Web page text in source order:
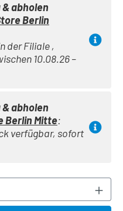
abholen
Berlin
der Filiale ,
10.08.26 –
abholen
Berlin Mitte:
verfügbar, sofort
gewünschten